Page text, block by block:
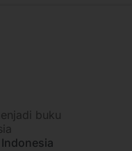
buku